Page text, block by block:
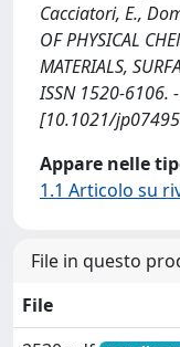
Cacciatori, E.,
OF PHYSICAL
MATERIALS,
ISSN 1520-6106.
[10.1021/
Appare nelle
1.1 Articolo su
File in questo
File